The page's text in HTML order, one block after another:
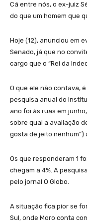
Cá entre nós, o ex-juiz
do que um homem que
Hoje (12), anunciou em
Senado, já que no
cargo que o “Rei da
O que ele não contava,
pesquisa anual do
ano foi às ruas em
sobre qual a avaliação
gosta de jeito nenhum”)
Os que responderam 1
chegam a 4%. A
pelo jornal O Globo.
A situação fica pior se
Sul, onde Moro conta